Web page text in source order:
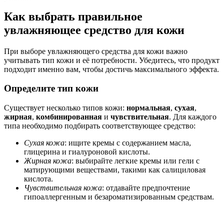
Как выбрать правильное
увлажняющее средство для кожи
При выборе увлажняющего средства для кожи важно
учитывать тип кожи и её потребности. Убедитесь, что продукт
подходит именно вам, чтобы достичь максимального эффекта.
Определите тип кожи
Существует несколько типов кожи: нормальная, сухая,
жирная, комбинированная и чувствительная. Для каждого
типа необходимо подбирать соответствующее средство:
Сухая кожа: ищите кремы с содержанием масла,
глицерина и гиалуроновой кислоты.
Жирная кожа: выбирайте легкие кремы или гели с
матирующими веществами, такими как салициловая
кислота.
Чувствительная кожа: отдавайте предпочтение
гипоаллергенным и безароматизированным средствам.